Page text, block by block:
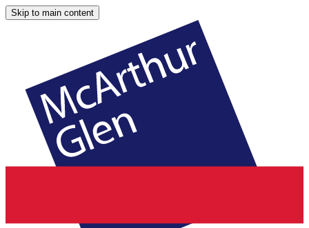
Skip to main content